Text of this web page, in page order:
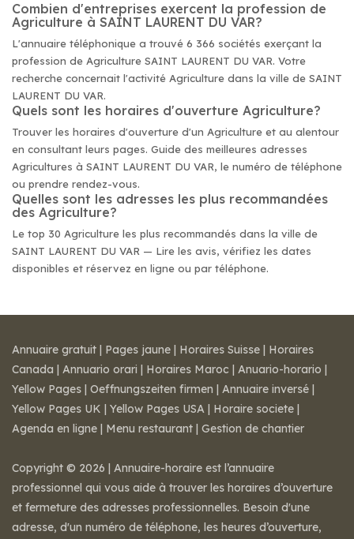
Combien d'entreprises exercent la profession de
Agriculture à SAINT LAURENT DU VAR?
L'annuaire téléphonique a trouvé 6 366 sociétés exerçant la
profession de Agriculture SAINT LAURENT DU VAR. Votre
recherche concernait l'activité Agriculture dans la ville de SAINT
LAURENT DU VAR.
Quels sont les horaires d'ouverture Agriculture?
Trouver les horaires d'ouverture d'un Agriculture et au alentour
en consultant leurs pages. Guide des meilleures adresses
Agricultures à SAINT LAURENT DU VAR, le numéro de téléphone
ou prendre rendez-vous.
Quelles sont les adresses les plus recommandées
des Agriculture?
Le top 30 Agriculture les plus recommandés dans la ville de
SAINT LAURENT DU VAR — Lire les avis, vérifiez les dates
disponibles et réservez en ligne ou par téléphone.
Annuaire gratuit | Pages jaune | Horaires Suisse | Horaires
Canada | Annuario orari | Horaires Maroc | Anuario-horario |
Yellow Pages | Oeffnungszeiten firmen | Annuaire inversé |
Yellow Pages UK | Yellow Pages USA | Horaire societe |
Agenda en ligne | Menu restaurant | Gestion de chantier
Copyright © 2026 | Annuaire-horaire est l’annuaire
professionnel qui vous aide à trouver les horaires d’ouverture
et fermeture des adresses professionnelles. Besoin d'une
adresse, d'un numéro de téléphone, les heures d’ouverture,